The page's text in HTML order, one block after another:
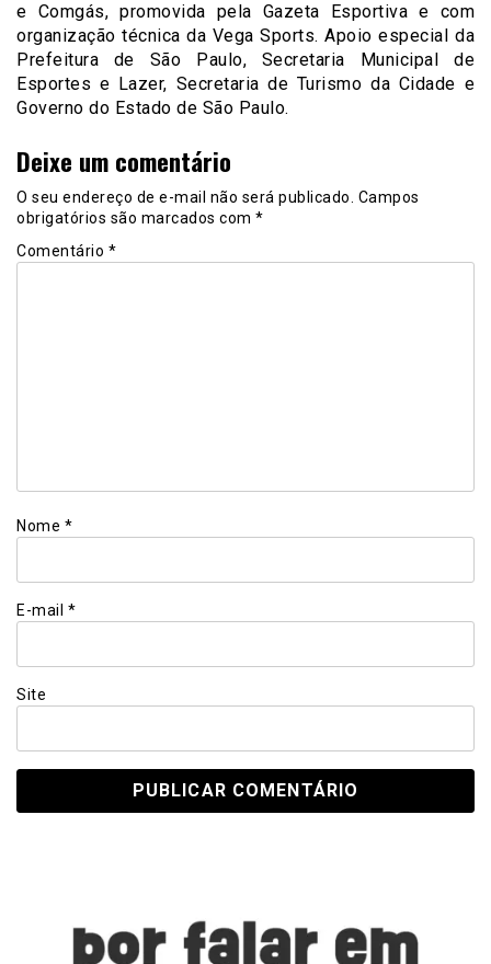
e Comgás, promovida pela Gazeta Esportiva e com
organização técnica da Vega Sports. Apoio especial da
Prefeitura de São Paulo, Secretaria Municipal de
Esportes e Lazer, Secretaria de Turismo da Cidade e
Governo do Estado de São Paulo.
Deixe um comentário
O seu endereço de e-mail não será publicado. Campos
obrigatórios são marcados com *
Comentário *
Nome *
E-mail *
Site